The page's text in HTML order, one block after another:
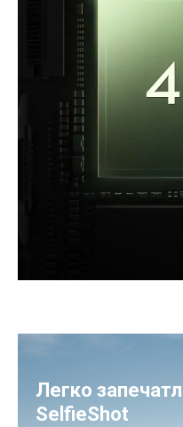
Легко
SelfieShot